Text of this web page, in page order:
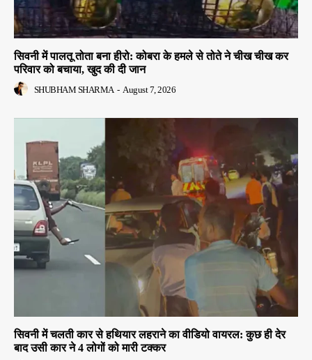
सिवनी में पालतू तोता बना हीरो: कोबरा के हमले से तोते ने चीख चीख कर
परिवार को बचाया, खुद की दी जान
SHUBHAM SHARMA - August 7, 2026
सिवनी में चलती कार से हथियार लहराने का वीडियो वायरल: कुछ ही देर
बाद उसी कार ने 4 लोगों को मारी टक्कर